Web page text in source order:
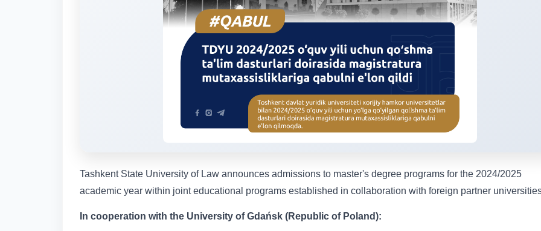
Tashkent State University of Law announces admissions to master's degree programs for the 2024/2025
academic year within joint educational programs established in collaboration with foreign partner
In cooperation with the University of Gdańsk (Republic of Poland):